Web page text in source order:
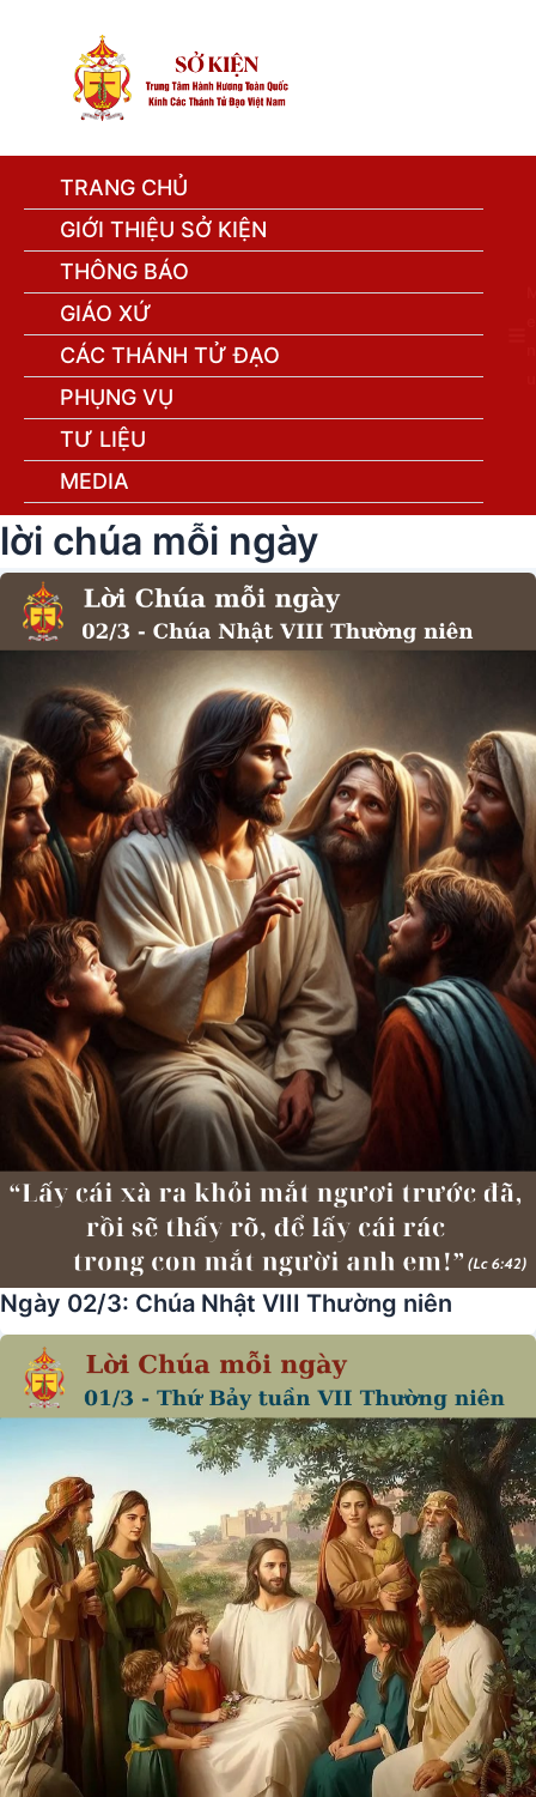
TRANG CHỦ
GIỚI THIỆU SỞ KIỆN
THÔNG BÁO
GIÁO XỨ
CÁC THÁNH TỬ ĐẠO
PHỤNG VỤ
TƯ LIỆU
MEDIA
lời chúa mỗi ngày
Ngày 02/3: Chúa Nhật VIII Thường niên